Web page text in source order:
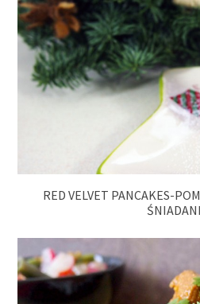
RED VELVET PANCAKES-